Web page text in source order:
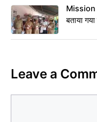
Mission
बताया
Leave a